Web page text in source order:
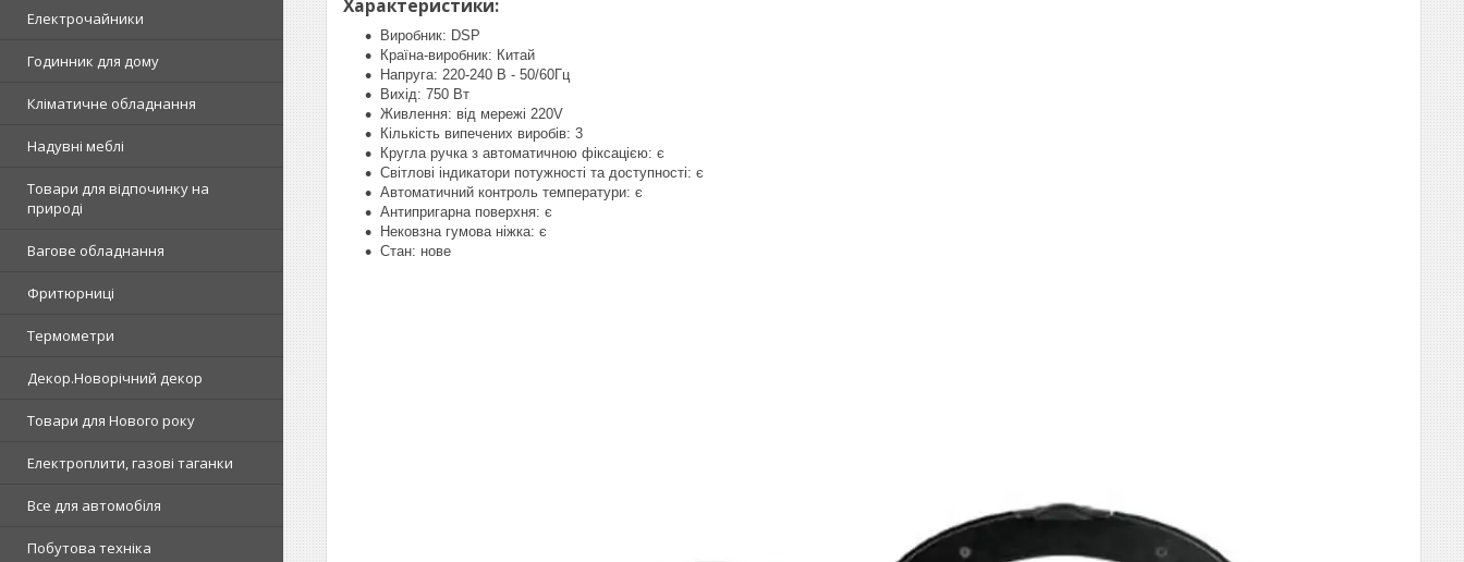
Електрочайники
Годинник для дому
Кліматичне обладнання
Надувні меблі
Товари для відпочинку на
природі
Вагове обладнання
Фритюрниці
Термометри
Декор.Новорічний декор
Товари для Нового року
Електроплити, газові таганки
Все для автомобіля
Побутова техніка
Характеристики:
Виробник: DSP
Країна-виробник: Китай
Напруга: 220-240 В - 50/60Гц
Вихід: 750 Вт
Живлення: від мережі 220V
Кількість випечених виробів: 3
Кругла ручка з автоматичною фіксацією: є
Світлові індикатори потужності та доступності: є
Автоматичний контроль температури: є
Антипригарна поверхня: є
Нековзна гумова ніжка: є
Стан: нове